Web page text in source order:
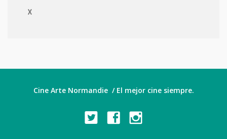
X
Cine Arte Normandie / El mejor cine siempre.